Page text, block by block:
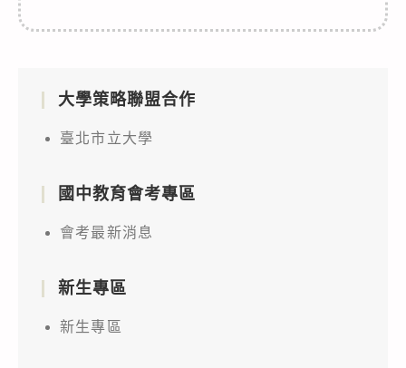
大學策略聯盟合作
臺北市立大學
國中教育會考專區
會考最新消息
新生專區
新生專區